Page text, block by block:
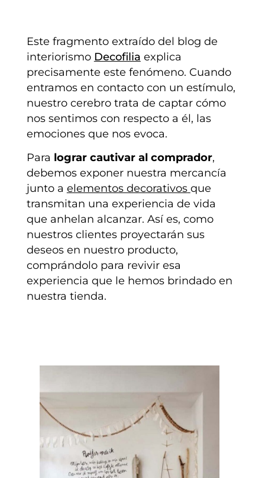
Este fragmento extraído del blog de
interiorismo Decofilia explica
precisamente este fenómeno. Cuando
entramos en contacto con un estímulo,
nuestro cerebro trata de captar cómo
nos sentimos con respecto a él, las
emociones que nos evoca.
Para lograr cautivar al comprador,
debemos exponer nuestra mercancía
junto a elementos decorativos que
transmitan una experiencia de vida
que anhelan alcanzar. Así es, como
nuestros clientes proyectarán sus
deseos en nuestro producto,
comprándolo para revivir esa
experiencia que le hemos brindado en
nuestra tienda.